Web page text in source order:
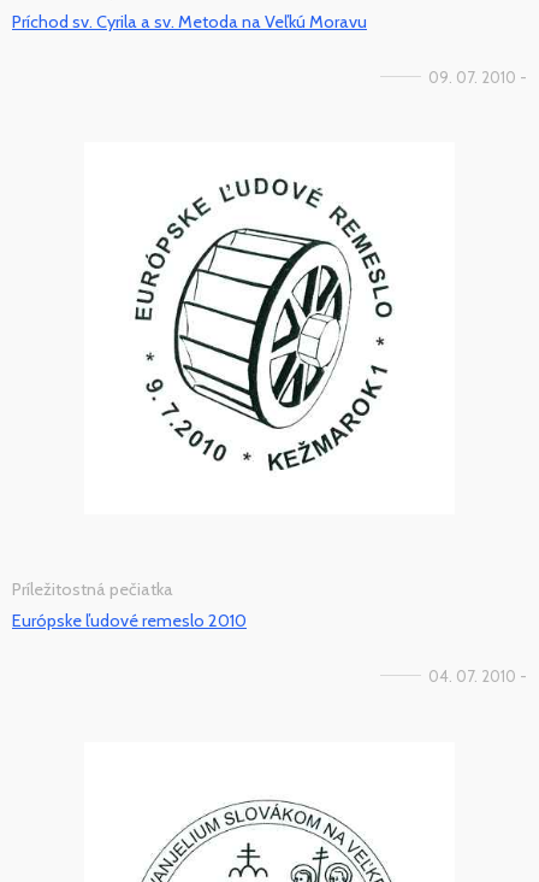
Príchod sv. Cyrila a sv. Metoda na Veľkú Moravu
09. 07. 2010 -
Príležitostná pečiatka
Európske ľudové remeslo 2010
04. 07. 2010 -